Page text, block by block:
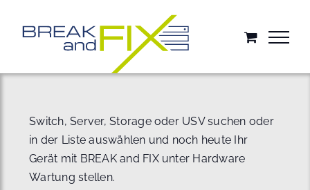
springen
Switch, Server, Storage oder USV suchen oder
in der Liste auswählen und noch heute Ihr
Gerät mit BREAK and FIX unter Hardware
Wartung stellen.